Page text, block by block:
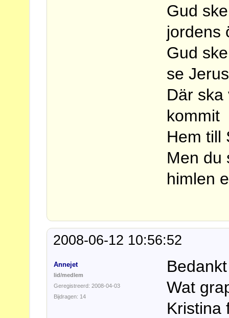
Gud
jordens
Gud
se
Där ska
kommit
Hem till
Men du
himlen
2008-06-12 10:56:52
Annejet
lid/medlem
Geregistreerd: 2008-04-03
Bijdragen: 14
Wat
Kristina